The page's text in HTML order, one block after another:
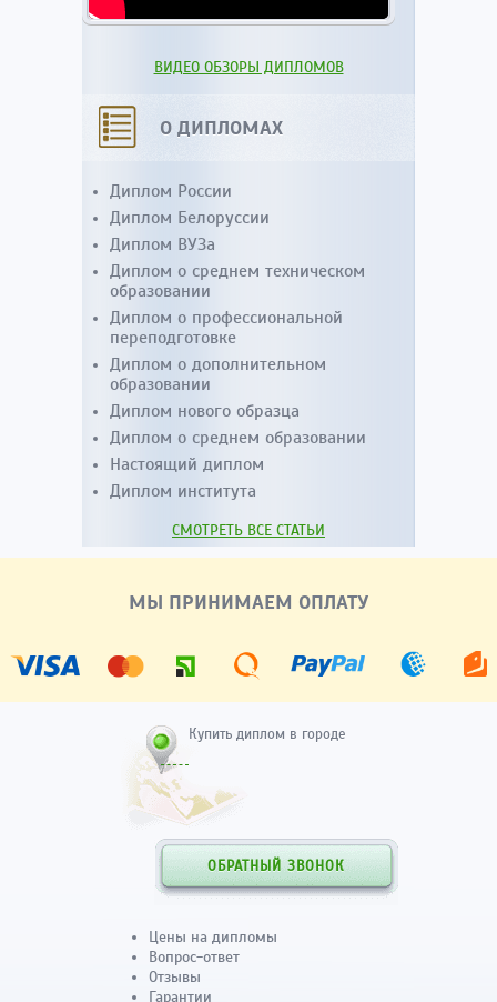
ВИДЕО ОБЗОРЫ ДИПЛОМОВ
О ДИПЛОМАХ
Диплом России
Диплом Белоруссии
Диплом ВУЗа
Диплом о среднем техническом
образовании
Диплом о профессиональной
переподготовке
Диплом о дополнительном
образовании
Диплом нового образца
Диплом о среднем образовании
Настоящий диплом
Диплом института
СМОТРЕТЬ ВСЕ СТАТЬИ
МЫ ПРИНИМАЕМ ОПЛАТУ
Купить диплом в городе
ОБРАТНЫЙ ЗВОНОК
Цены на дипломы
Вопрос-ответ
Отзывы
Гарантии